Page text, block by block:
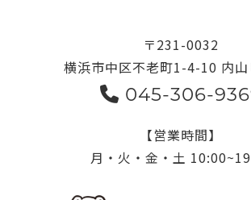
〒231-0032
横浜市中区不老町1-4-10 内
045-306-
【営業時間】
月・火・金・土